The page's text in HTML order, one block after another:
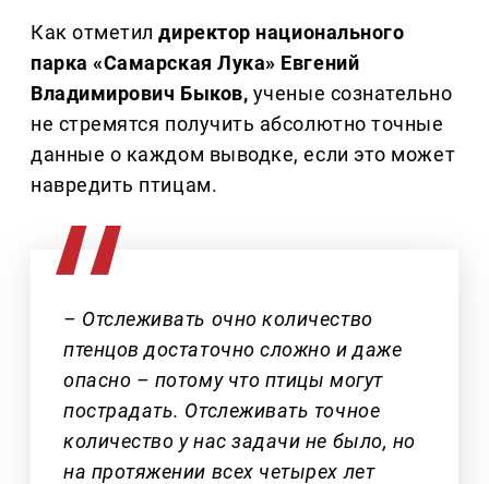
Как отметилдиректор национального
парка «Самарская Лука» Евгений
Владимирович Быков, ученые сознательно
не стремятся получить абсолютно точные
данные о каждом выводке, если это может
навредить птицам.
– Отслеживать очно количество
птенцов достаточно сложно и даже
опасно – потому что птицы могут
пострадать. Отслеживать точное
количество у нас задачи не было, но
на протяжении всех четырех лет